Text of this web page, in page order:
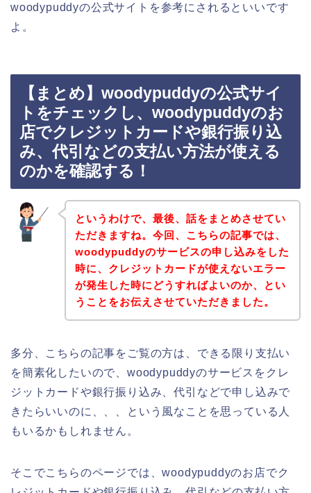
woodypuddyの公式サイトを参考にされるといいです
よ。
【まとめ】woodypuddyの公式サイ
トをチェックし、woodypuddyのお
店でクレジットカードや銀行振り込
み、代引などの支払い方法が使える
のかを確認する！
というわけで、最後、話をまとめさせてい
ただきますね。今回、こちらの記事では、
woodypuddyのサービスの申し込みをした
時に、クレジットカードが使えないエラー
が発生した時にどうすればよいのか、とい
うことをお伝えさせていただきました。
多分、こちらの記事をご覧の方は、できる限り支払い
を簡素化したいので、woodypuddyのサービスをクレ
ジットカードや銀行振り込み、代引などで申し込みで
きたらいいのに、、、という風なことを思っている人
もいるかもしれません。
そこでこちらのページでは、woodypuddyのお店でク